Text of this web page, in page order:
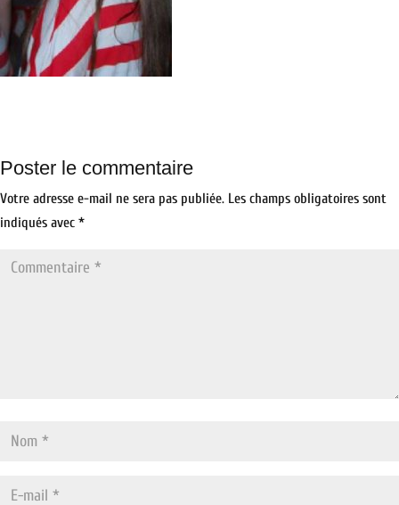
Poster le commentaire
Votre adresse e-mail ne sera pas publiée. Les champs obligatoires sont
indiqués avec *